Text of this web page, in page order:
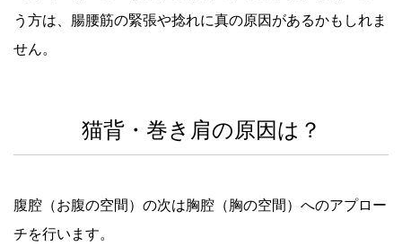
う方は、腸腰筋の緊張や捻れに真の原因があるかもしれま
せん。
猫背・巻き肩の原因は？
腹腔（お腹の空間）の次は胸腔（胸の空間）へのアプロー
チを行います。